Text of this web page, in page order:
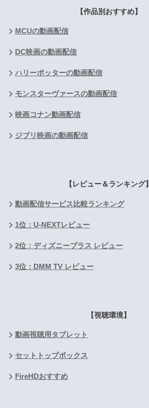
【作品別おすすめ】
MCUの動画配信
DC映画の動画配信
ハリーポッターの動画配信
モンスターヴァースの動画配信
映画コナン動画配信
ジブリ映画の動画配信
【レビュー＆ランキング】
動画配信サービス比較ランキング
1位：U-NEXTレビュー
2位：ディズニープラス レビュー
3位：DMM TV レビュー
【視聴環境】
動画視聴用タブレット
セットトップボックス
FireHDおすすめ